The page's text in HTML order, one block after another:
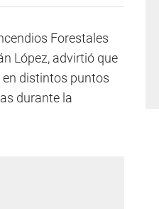
Forestales
López, advirtió que
distintos puntos
durante la